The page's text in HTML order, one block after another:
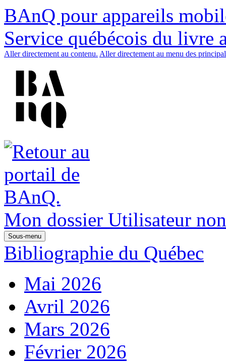
BAnQ pour appareils
Service québécois du livre
Aller directement au contenu. Aller directement au menu des
Mon dossier Utilisateur
Sous-menu
Bibliographie du Québec
Mai 2026
Avril 2026
Mars 2026
Février 2026